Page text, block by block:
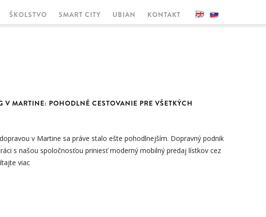
ŠKOLSTVO SMART CITY UBIAN KONTAKT
MARTINE: POHODLNÉ CESTOVANIE PRE VŠETKÝCH
v Martine sa práve stalo ešte pohodlnejším. Dopravný podnik
s našou spoločnosťou priniesť moderný mobilný predaj lístkov cez
viac